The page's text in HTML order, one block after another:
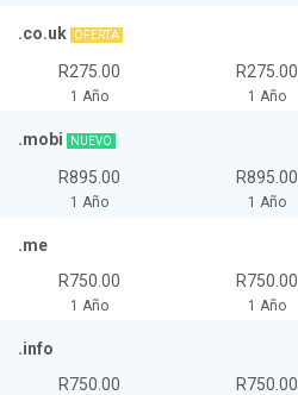
.co.uk OFERTA
R275.00
1 Año
R275.00
1 Año
.mobi NUEVO
R895.00
1 Año
R895.00
1 Año
.me
R750.00
1 Año
R750.00
1 Año
.info
R750.00
R750.00